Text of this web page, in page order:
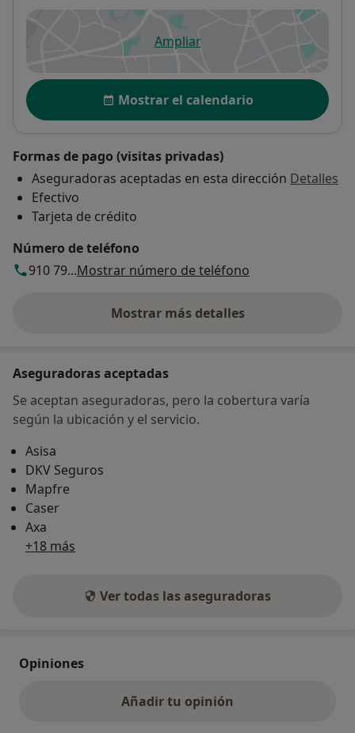
Ampliarse abre en una nueva
Disponibilidad
Mostrar el calendario
Formas de pago (visitas privadas)
Aseguradoras aceptadas en esta dirección Detalles
Efectivo
Tarjeta de crédito
Número de teléfono
910 79...Mostrar número de teléfono
Mostrar más detalles
sobre la dirección
Aseguradoras aceptadas
Se aceptan aseguradoras, pero la cobertura varía
según la ubicación y el servicio.
Asisa
DKV Seguros
Mapfre
Caser
Axa
+18 más
Ver todas las aseguradoras
Opiniones
Añadir tu opinión